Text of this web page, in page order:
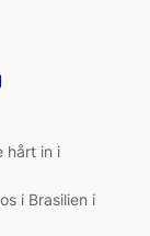
hårt in i
i Brasilien i